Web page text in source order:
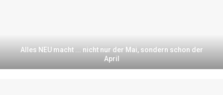
Alles NEU macht ... nicht nur der Mai, sondern schon der
April